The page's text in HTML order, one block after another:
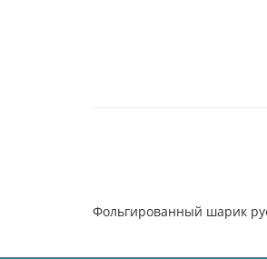
Фольгированный шарик